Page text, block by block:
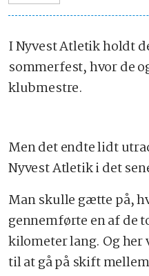
I Nyvest Atletik holdt
sommerfest, hvor de
klubmestre.
Men det endte lidt
Nyvest Atletik i det
Man skulle gætte på,
gennemførte en af de
kilometer lang. Og
til at gå på skift